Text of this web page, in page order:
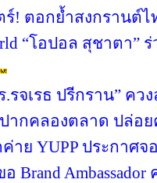
! ตอกย้ำสงกรานต์
“โอปอล สุชาตา”
จเรธ ปรีกราน” คว
กคลองตลาด ปล่อย
าย YUPP ประกาศ
Ambassador